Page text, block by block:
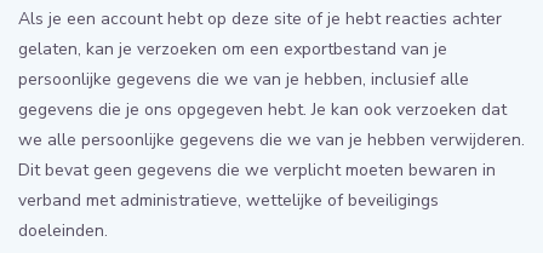
Als je een account hebt op deze site of je hebt reacties achter
gelaten, kan je verzoeken om een exportbestand van je
persoonlijke gegevens die we van je hebben, inclusief alle
gegevens die je ons opgegeven hebt. Je kan ook verzoeken dat
we alle persoonlijke gegevens die we van je hebben verwijderen.
Dit bevat geen gegevens die we verplicht moeten bewaren in
verband met administratieve, wettelijke of beveiligings
doeleinden.